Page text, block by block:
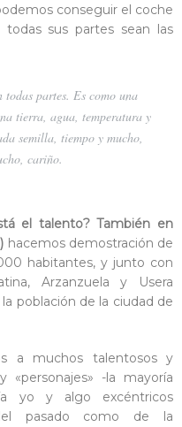
conseguir el coche
sus partes sean las
todas partes. Es como una
tierra, agua, temperatura y
semilla, tiempo y mucho,
cariño.
el talento? También en
hacemos demostración de
habitantes, y junto con
Arzanzuela y Usera
población de la ciudad de
a muchos talentosos y
«personajes» -la mayoría
yo y algo excéntricos
pasado como de la